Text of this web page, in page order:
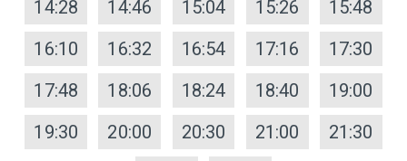
14:28
14:46 15:04 15:26
15:48
16:10
16:32 16:54 17:16
17:30
17:48
18:06 18:24 18:40
19:00
19:30
20:00 20:30 21:00
21:30